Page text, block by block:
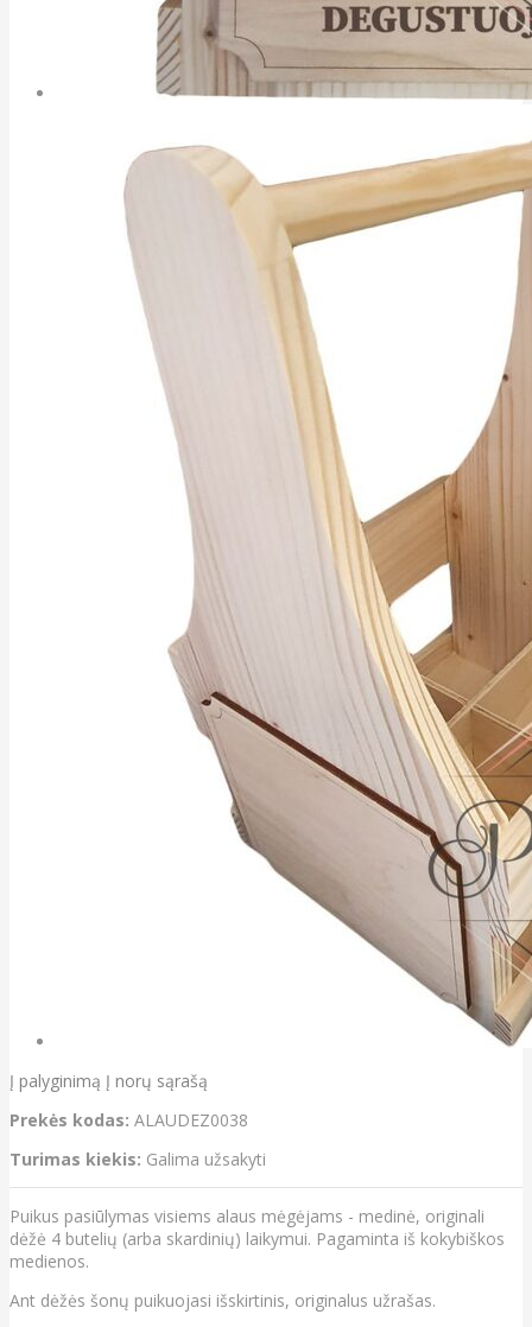
Į palyginimą Į norų sąrašą
Prekės kodas: ALAUDEZ0038
Turimas kiekis: Galima užsakyti
Puikus pasiūlymas visiems alaus mėgėjams - medinė, originali
dėžė 4 butelių (arba skardinių) laikymui. Pagaminta iš kokybiškos
medienos.
Ant dėžės šonų puikuojasi išskirtinis, originalus užrašas.